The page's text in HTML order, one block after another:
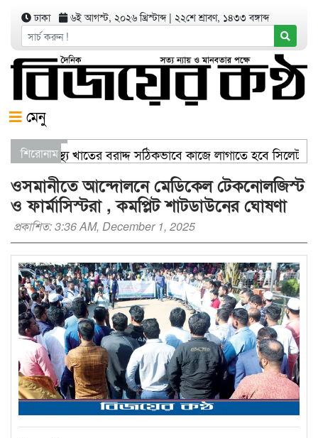
ঢাকা ৬ই আগস্ট, ২০২৬ খ্রিস্টাব্দ| ২২শে শ্রাবণ, ১৪৩৩ বঙ্গাব্দ
মেনু
শিরোনামস্বাস্থ্য খাতের বরাদ্দ সঠিকভাবে কাজে লাগাতে হবে
যার যেখানে খালি জায়গা আছে, গাছ লাগান — আব্দুল কাইয়ুম
ওসমানীতে আন্দোলনে মেডিকেল টেকনোলজিস্ট
ও ফার্মাসিস্টরা , কমপ্লিট শাটডাউনের ঘোষণা
প্রকাশিত: 3:36 AM, December 1, 2025